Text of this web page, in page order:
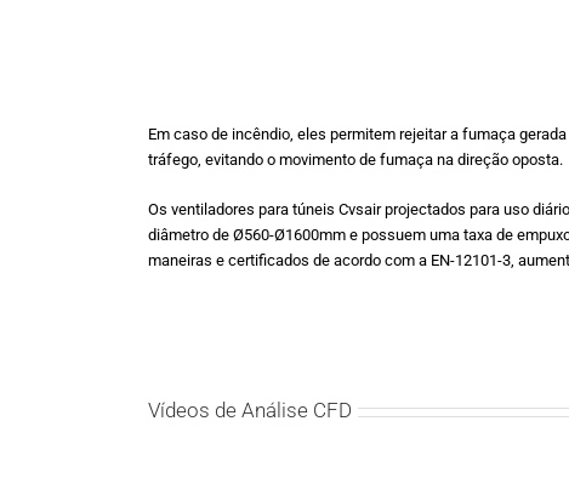
Em caso de incêndio, eles permitem rejeitar a fumaça
tráfego, evitando o movimento de fumaça na direção oposta.
Os ventiladores para túneis Cvsair projectados para uso
diâmetro de Ø560-Ø1600mm e possuem uma taxa de
maneiras e certificados de acordo com a EN-12101-3,
Vídeos de Análise CFD